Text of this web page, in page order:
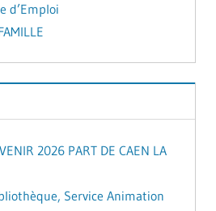
d’Emploi
2026 PART DE CAEN LA
Service Animation